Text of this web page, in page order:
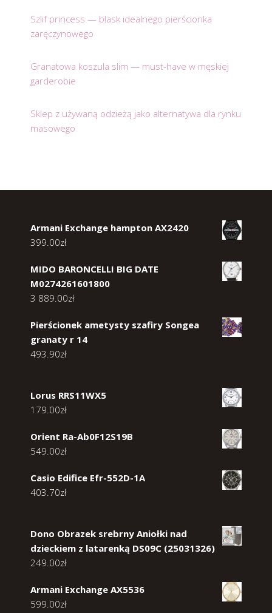
Szlif princess — blask idealnego pierścionka
zaręczynowego
Granatowa koszula slim — must-have w męskiej
garderobie
Sklep z używaną odzieżą jako alternatywa dla rynku
masowego
Armani Exchange hampton AX2420
399.00zł
MIDO BARONCELLI BIG DATE
M0274261601800
3 889.00zł
Pierścionek ametysty szafiry Songea
granaty r 14
493.90zł
Lorus RRS11WX5
179.00zł
Orient Ra-Ab0F12S19B
549.00zł
Casio Edifice Efr-552D-1A
403.70zł
Dono Obrazek srebrny Aniołki nad
dzieckiem z latarenką DS09C (25031326)
249.00zł
Armani Exchange AX5536
599.00zł